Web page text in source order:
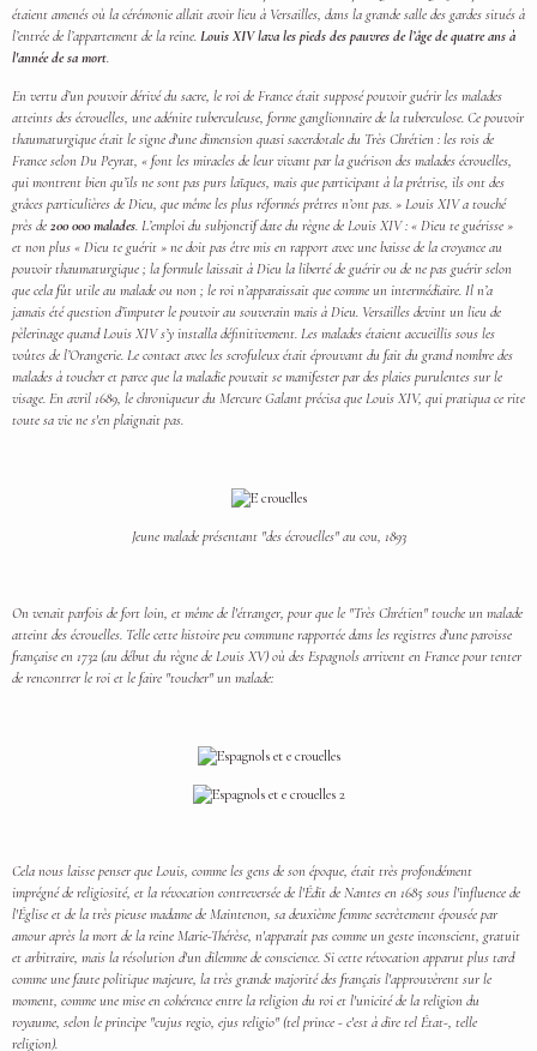
étaient amenés où la cérémonie allait avoir lieu à Versailles, dans la grande salle des gardes situés à
l’entrée de l’appartement de la reine. Louis XIV lava les pieds des pauvres de l’âge de quatre ans à
l'année de sa mort.
En vertu d’un pouvoir dérivé du sacre, le roi de France était supposé pouvoir guérir les malades
atteints des écrouelles, une adénite tuberculeuse, forme ganglionnaire de la tuberculose. Ce pouvoir
thaumaturgique était le signe d'une dimension quasi sacerdotale du Très Chrétien : les rois de
France selon Du Peyrat, « font les miracles de leur vivant par la guérison des malades écrouelles,
qui montrent bien qu’ils ne sont pas purs laïques, mais que participant à la prêtrise, ils ont des
grâces particulières de Dieu, que même les plus réformés prêtres n’ont pas. » Louis XIV a touché
près de 200 000 malades. L’emploi du subjonctif date du règne de Louis XIV : « Dieu te guérisse »
et non plus « Dieu te guérit » ne doit pas être mis en rapport avec une baisse de la croyance au
pouvoir thaumaturgique ; la formule laissait à Dieu la liberté de guérir ou de ne pas guérir selon
que cela fût utile au malade ou non ; le roi n’apparaissait que comme un intermédiaire. Il n’a
jamais été question d’imputer le pouvoir au souverain mais à Dieu. Versailles devint un lieu de
pèlerinage quand Louis XIV s’y installa définitivement. Les malades étaient accueillis sous les
voûtes de l’Orangerie. Le contact avec les scrofuleux était éprouvant du fait du grand nombre des
malades à toucher et parce que la maladie pouvait se manifester par des plaies purulentes sur le
visage. En avril 1689, le chroniqueur du Mercure Galant précisa que Louis XIV, qui pratiqua ce rite
toute sa vie ne s'en plaignait pas.
Jeune malade présentant "des écrouelles" au cou, 1893
On venait parfois de fort loin, et même de l'étranger, pour que le "Très Chrétien" touche un malade
atteint des écrouelles. Telle cette histoire peu commune rapportée dans les registres d'une paroisse
française en 1732 (au début du règne de Louis XV) où des Espagnols arrivent en France pour tenter
de rencontrer le roi et le faire "toucher" un malade:
Cela nous laisse penser que Louis, comme les gens de son époque, était très profondément
imprégné de religiosité, et la révocation contreversée de l'Édit de Nantes en 1685 sous l'influence de
l'Église et de la très pieuse madame de Maintenon, sa deuxième femme secrètement épousée par
amour après la mort de la reine Marie-Thérèse, n'apparaît pas comme un geste inconscient, gratuit
et arbitraire, mais la résolution d'un dilemme de conscience. Si cette révocation apparut plus tard
comme une faute politique majeure, la très grande majorité des français l'approuvèrent sur le
moment, comme une mise en cohérence entre la religion du roi et l'unicité de la religion du
royaume, selon le principe "cujus regio, ejus religio" (tel prince - c'est à dire tel État-, telle
religion).